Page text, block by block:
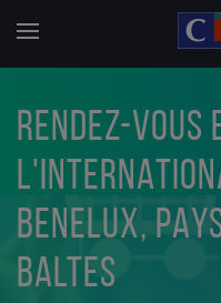
CHOISISSEZ UNE
RENDEZ-VOUS
BENELUX,
BALTES